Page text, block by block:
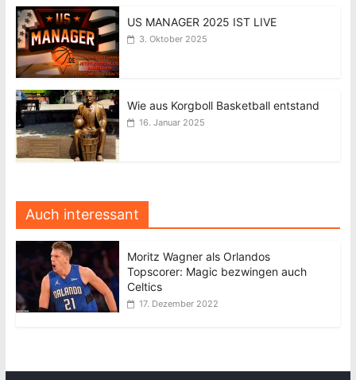
US MANAGER 2025 IST LIVE
3. Oktober 2025
Wie aus Korgboll Basketball entstand
16. Januar 2025
Auch interessant
Moritz Wagner als Orlandos
Topscorer: Magic bezwingen auch
Celtics
17. Dezember 2022